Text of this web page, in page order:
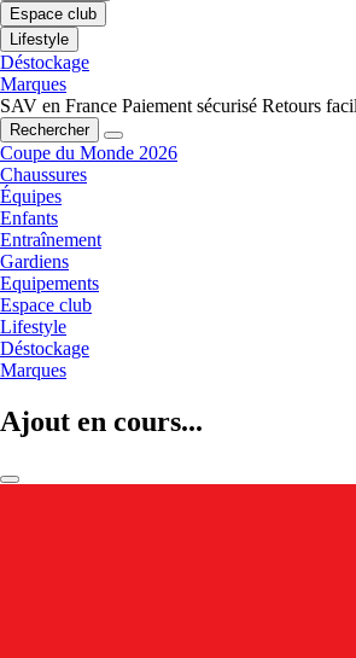
Espace club
Lifestyle
Déstockage
Marques
SAV en France Paiement sécurisé Retours
Rechercher
Coupe du Monde 2026
Chaussures
Équipes
Enfants
Entraînement
Gardiens
Equipements
Espace club
Lifestyle
Déstockage
Marques
Ajout en cours...